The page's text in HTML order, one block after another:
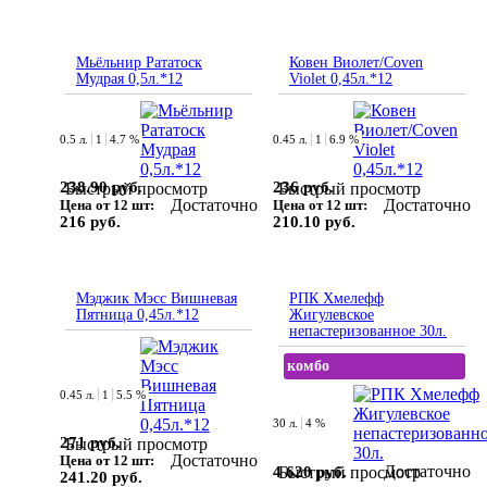
Мьёльнир Рататоск
Мудрая 0,5л.*12
Быстрый просмотр
0.5 л. 1 4.7 %
238.90 руб.
Цена от 12 шт:
216 руб.
Достаточно
Ковен Виолет/Coven
Violet 0,45л.*12
Быстрый просмотр
0.45 л. 1 6.9 %
236 руб.
Цена от 12 шт:
210.10 руб.
Достаточно
Мэджик Мэсс Вишневая
Пятница 0,45л.*12
Быстрый просмотр
0.45 л. 1 5.5 %
271 руб.
Цена от 12 шт:
241.20 руб.
Достаточно
РПК Хмелефф
Жигулевское
непастеризованное 30л.
комбо
Быстрый просмотр
30 л. 4 %
4 620 руб. Достаточно